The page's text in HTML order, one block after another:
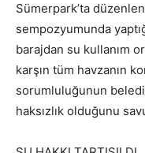
Sümerpark’ta
sempozyumunda
barajdan su kullanım
karşın tüm havzanın
sorumluluğunun
haksızlık olduğunu